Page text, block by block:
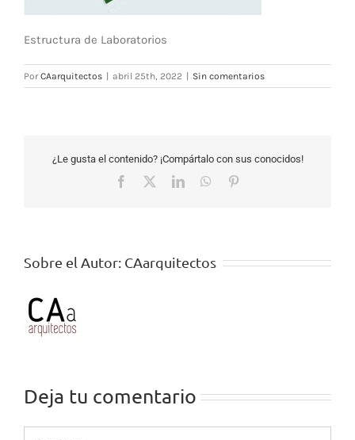
Estructura de Laboratorios
PorCAarquitectos abril 25th, 2022 Sin comentarios
¿Le gusta el contenido? ¡Compártalo con sus conocidos!
Facebook LinkedInWhatsApp
Sobre el Autor: CAarquitectos
Deja tu comentario